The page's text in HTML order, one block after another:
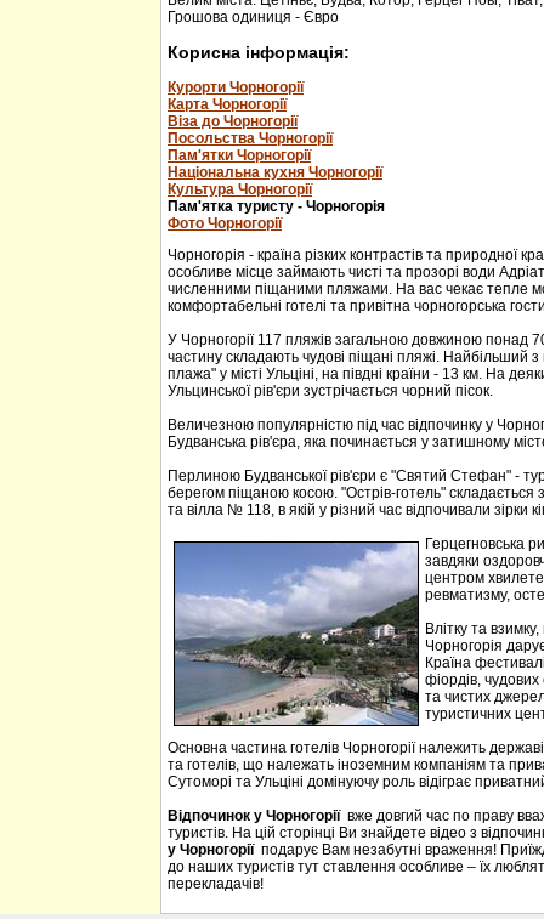
Грошова одиниця - Євро
Корисна інформація:
Курорти Чорногорії
Карта Чорногорії
Віза до Чорногорії
Посольства Чорногорії
Пам'ятки Чорногорії
Національна кухня Чорногорії
Культура Чорногорії
Пам'ятка туристу - Чорногорія
Фото Чорногорії
Чорногорія - країна різких контрастів та природної
особливе місце займають чисті та прозорі води
численними піщаними пляжами. На вас чекає тепле
комфортабельні готелі та привітна чорногорська
У Чорногорії 117 пляжів загальною довжиною понад
частину складають чудові піщані пляжі. Найбільший
плажа" у місті Ульціні, на півдні країни - 13 км. На
Ульцинської рів'єри зустрічається чорний пісок.
Величезною популярністю під час відпочинку у
Будванська рів'єра, яка починається у затишному
Перлиною Будванської рів'єри є "Святий Стефан" -
берегом піщаною косою. "Острів-готель"
та вілла № 118, в якій у різний час відпочивали зірки
Герцегновська
завдяки
центром
ревматизму,
Влітку та
Чорногорія
Країна
фіордів, чудових
та чистих
туристичних
Основна частина готелів Чорногорії належить
та готелів, що належать іноземним компаніям та
Сутоморі та Ульціні домінуючу роль відіграє
Відпочинок у Чорногорії вже довгий час по праву
туристів. На цій сторінці Ви знайдете відео з
у Чорногоріїподарує Вам незабутні враження!
до наших туристів тут ставлення особливе – їх
перекладачів!